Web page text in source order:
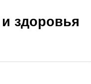
здоровья